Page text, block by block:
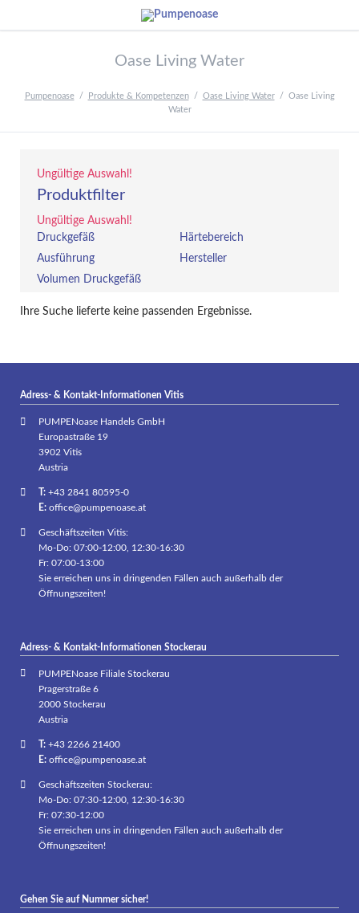
Oase Living Water
Pumpenoase Produkte & Kompetenzen Oase Living Water
Oase Living
Water
Ungültige Auswahl!
Produktfilter
Ungültige Auswahl!
Druckgefäß
Härtebereich
Ausführung
Hersteller
Volumen Druckgefäß
Ihre Suche lieferte keine passenden Ergebnisse.
Adress- & Kontakt-Informationen Vitis
PUMPENoase Handels GmbH
Europastraße 19
3902 Vitis
Austria
T:+43 2841 80595-0
E: office@pumpenoase.at
Geschäftszeiten Vitis:
Mo-Do: 07:00-12:00, 12:30-16:30
Fr: 07:00-13:00
Sie erreichen uns in dringenden Fällen auch außerhalb der
Öffnungszeiten!
Adress- & Kontakt-Informationen Stockerau
PUMPENoase Filiale Stockerau
Pragerstraße 6
2000 Stockerau
Austria
T:+43 2266 21400
E: office@pumpenoase.at
Geschäftszeiten Stockerau:
Mo-Do: 07:30-12:00, 12:30-16:30
Fr: 07:30-12:00
Sie erreichen uns in dringenden Fällen auch außerhalb der
Öffnungszeiten!
Gehen Sie auf Nummer sicher!